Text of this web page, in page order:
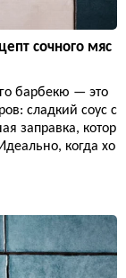
сочного мяс
барбекю — это
сладкий соус с
заправка, котор
когда хо